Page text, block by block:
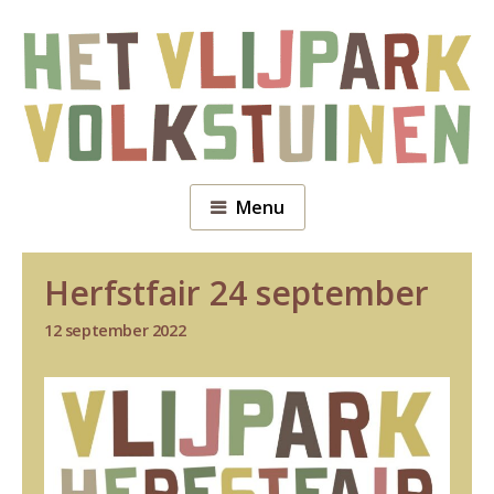
Menu
Herfstfair 24 september
12 september 2022